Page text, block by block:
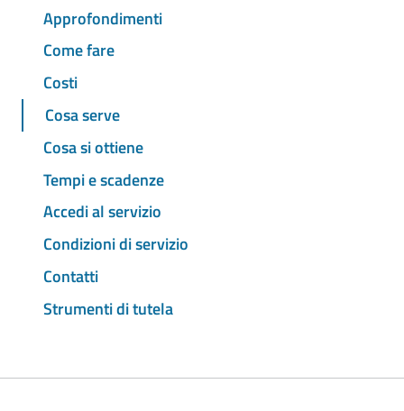
Approfondimenti
Come fare
Costi
Cosa serve
Cosa si ottiene
Tempi e scadenze
Accedi al servizio
Condizioni di servizio
Contatti
Strumenti di tutela